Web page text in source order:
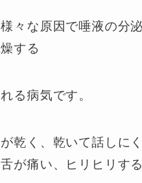
々な原因で唾液の分
する
る病気です。
乾く、乾いて話しに
が痛い、ヒリヒリする